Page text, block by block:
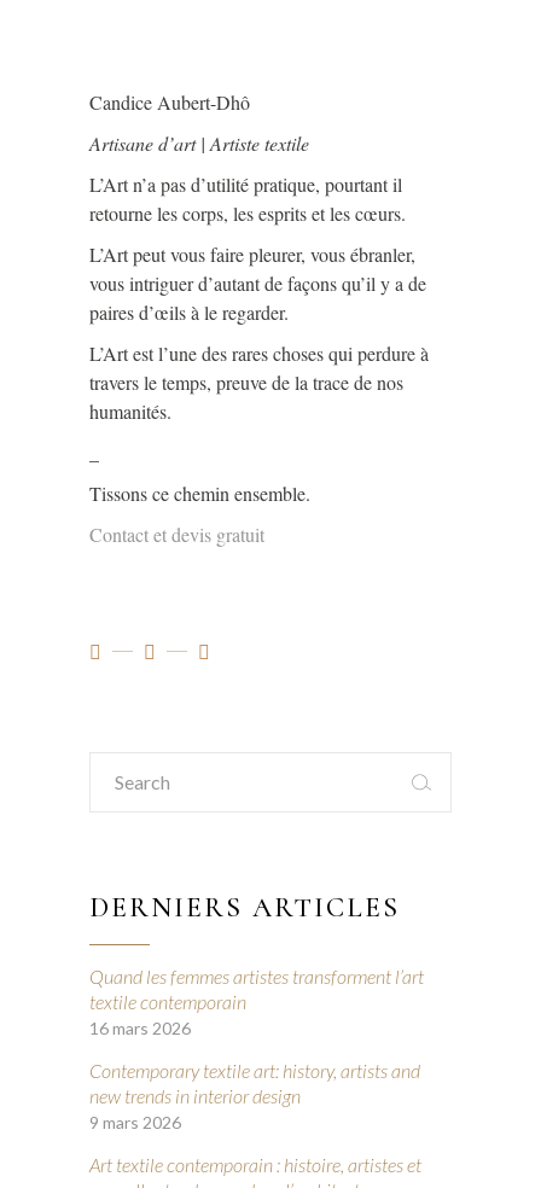
Candice Aubert-Dhô
Artisane d’art | Artiste textile
L’Art n’a pas d’utilité pratique, pourtant il
retourne les corps, les esprits et les cœurs.
L’Art peut vous faire pleurer, vous ébranler,
vous intriguer d’autant de façons qu’il y a de
paires d’œils à le regarder.
L’Art est l’une des rares choses qui perdure à
travers le temps, preuve de la trace de nos
humanités.
Tissons ce chemin ensemble.
Contact et devis gratuit
Search
for:
DERNIERS ARTICLES
Quand les femmes artistes transforment l’art
textile contemporain
16 mars 2026
Contemporary textile art: history, artists and
new trends in interior design
9 mars 2026
Art textile contemporain : histoire, artistes et